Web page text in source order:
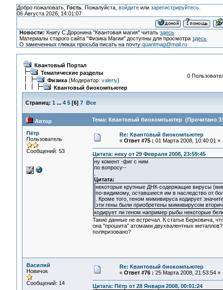
Добро пожаловать, Гость. Пожалуйста, войдитеили зарегистрируйтесь.
06 Августа 2026, 14:01:07
Новости: Книгу С.Доронина "Квантовая магия" читатьздесь
Материалы старого сайта "Физика Магии" доступны для просмотраздесь
О замеченных глюках просьба писать на почтуquantmag@mail.ru
Квантовый Портал
Тематические разделы
Физика(Модератор: valeriy)
Квантовый биокомпьютер
0
Страниц: 1 ... 4 5[6] 7 Все
Автор Тема: Квантовый биокомпьютер (Прочитано
Пётр
Пользователь
Сообщений: 53
Re: Квантовый биокомпьютер
« Ответ #75 : 01 Марта 2008, 10:40:01 »
Цитата: неку от 29 Февраля 2008, 23:59:45
ну комент -фиг с ним
по вопросу--
Цитата:
некоторые крупные ДНК-содержащие вирусы
по-видимому, оставшиеся им в наследство от
. Кроме того, геном мимивируса кодирует
эти гены были приобретены мимивирусом
кодирует ли геном например рыбы некоторые
Такие данные не встречал. К статье Берковича,
она "прошита" атомами двухвалентных
поляризовано?
Василий
Новичок
Сообщений: 14
Re: Квантовый биокомпьютер
« Ответ #76 : 25 Марта 2008, 21:53:54 »
Цитата: Пётр от 28 Января 2008, 00:01:24